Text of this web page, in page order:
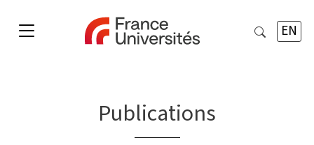
EN
Publications